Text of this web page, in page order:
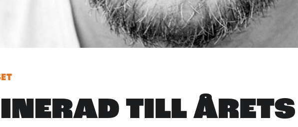
TILL ÅRETS